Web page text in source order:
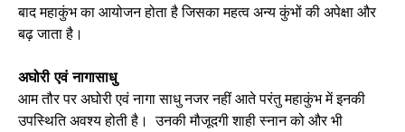
बाद महाकुंभ का आयोजन होता है जिसका महत्व अन्य कुंभों की अपेक्षा और
बढ़ जाता है।
अघोरी एवं नागासाधु
आम तौर पर अघोरी एवं नागा साधु नजर नहीं आते परंतु महाकुंभ में इनकी
उपस्थिति अवश्य होती है। उनकी मौजूदगी शाही स्नान को और भी